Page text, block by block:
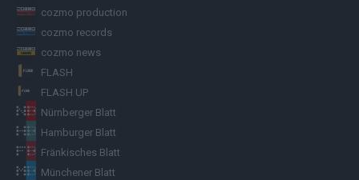
cozmo production
cozmo records
cozmo news
FLASH
FLASH UP
Nürnberger Blatt
Hamburger Blatt
Fränkisches Blatt
Münchener Blatt